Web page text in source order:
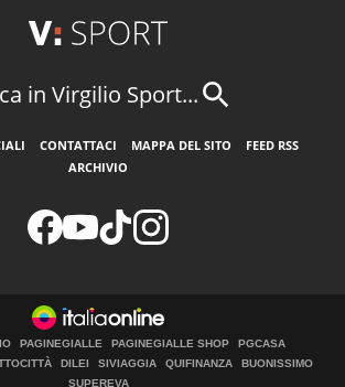
in Virgilio Sport...
CONTATTACI MAPPA DEL SITO
FEED RSS
ARCHIVIO
PAGINEGIALLE PAGINEGIALLE SHOP
PGCASA
DILEI SIVIAGGIA QUIFINANZA
BUONISSIMO
SUPEREVA